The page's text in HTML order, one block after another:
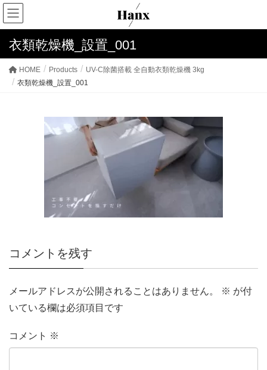
衣類乾燥機_設置_001
HOME Products
UV-C除菌搭載 全自動衣類乾燥機 3kg
衣類乾燥機_設置_001
コメントを残す
メールアドレスが公開されることはありません。 ※ が付
いている欄は必須項目です
コメント ※